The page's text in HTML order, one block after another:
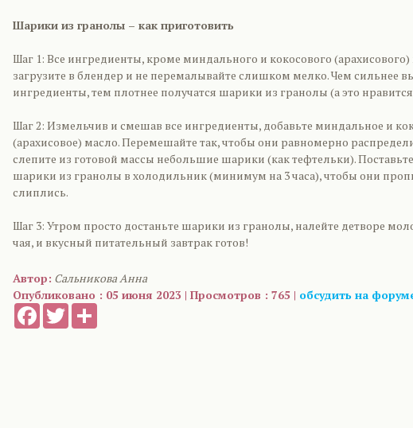
Шарики из гранолы – как приготовить
Шаг 1: Все ингредиенты, кроме миндального и кокосового (арахисового)
загрузите в блендер и не перемалывайте слишком мелко. Чем сильнее
ингредиенты, тем плотнее получатся шарики из гранолы (а это
Шаг 2: Измельчив и смешав все ингредиенты, добавьте миндальное и
(арахисовое) масло. Перемешайте так, чтобы они равномерно
слепите из готовой массы небольшие шарики (как тефтельки).
шарики из гранолы в холодильник (минимум на 3 часа), чтобы они
слиплись.
Шаг 3: Утром просто достаньте шарики из гранолы, налейте детворе
чая, и вкусный питательный завтрак готов!
Автор: Сальникова Анна
Опубликовано : 05 июня 2023 | Просмотров : 765 | обсудить на
FacebookTwitter